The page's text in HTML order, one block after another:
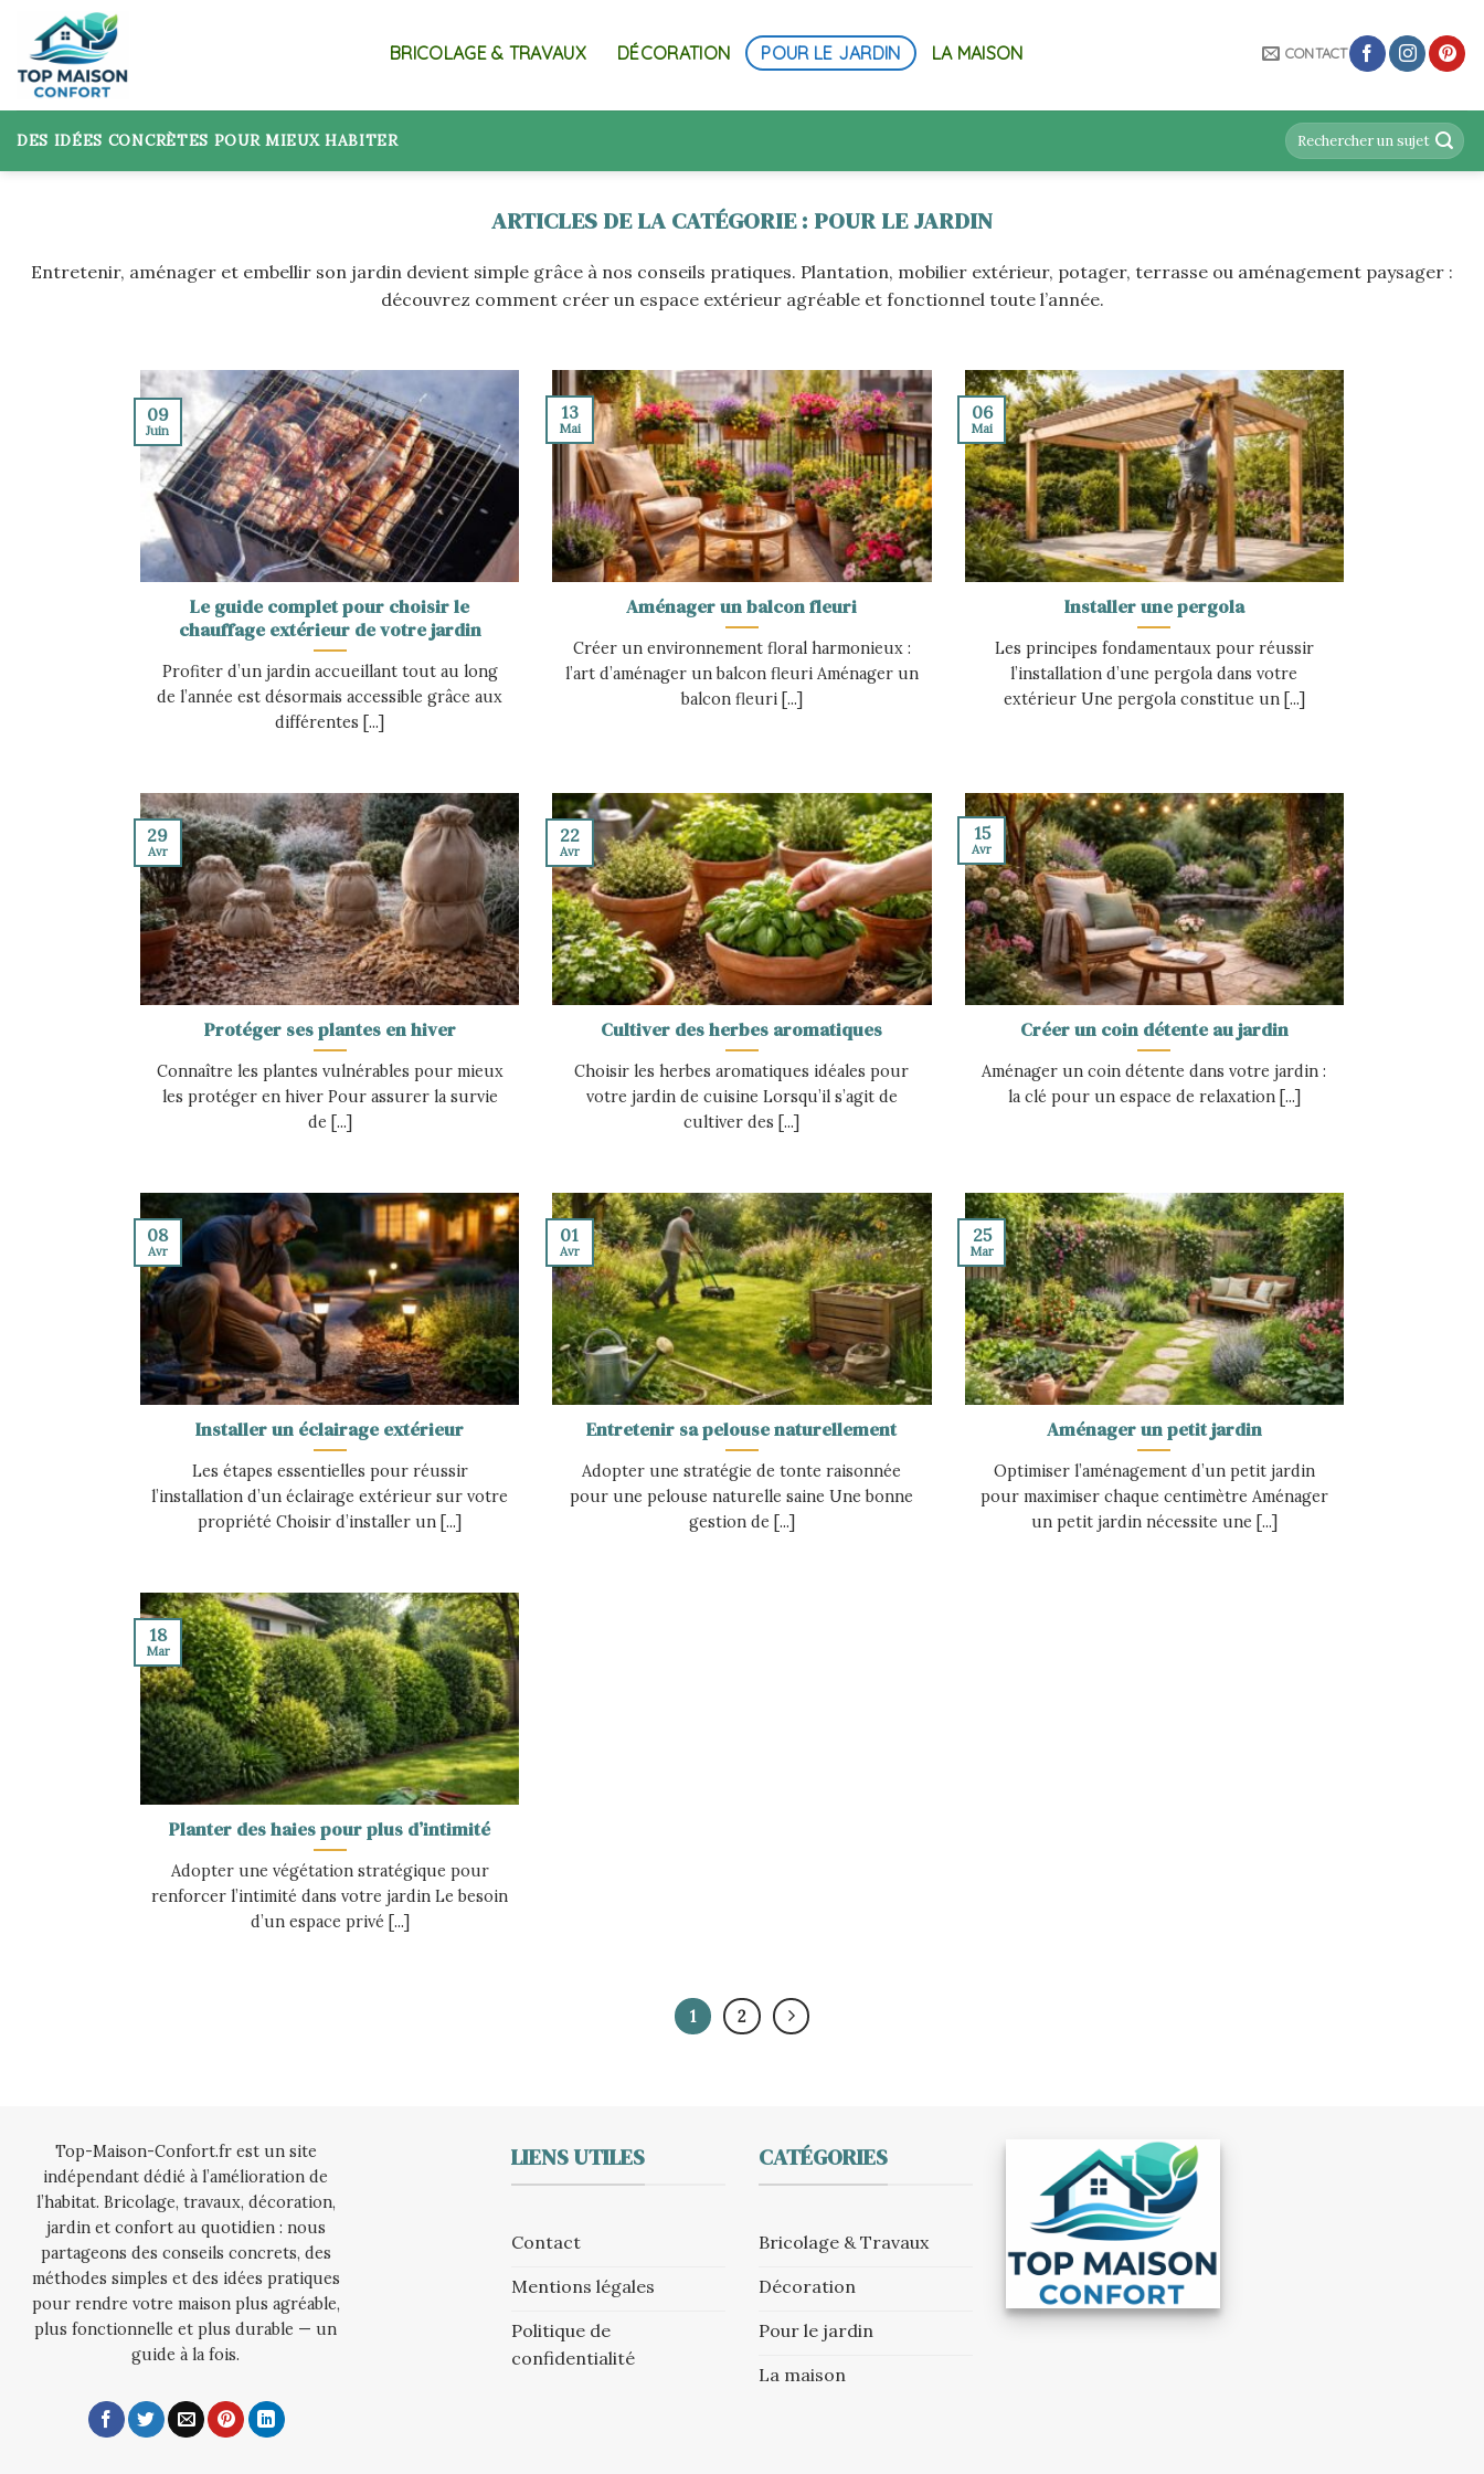
content
BRICOLAGE & TRAVAUX DÉCORATION POUR LE JARDIN LA MAISON CONTACT
DES IDÉES CONCRÈTES POUR MIEUX HABITER
POUR LE JARDIN
Entretenir, aménager et embellir son jardin devient simple grâce à nos conseils pratiques. Plantation, mobilier extérieur, potager, terrasse ou aménagement paysager :
découvrez comment créer un espace extérieur agréable et fonctionnel toute l’année.
Le guide complet pour choisir le
chauffage extérieur de votre jardin
Profiter d’un jardin accueillant tout au long
de l’année est désormais accessible grâce aux
différentes [...]
09
Juin
Aménager un balcon fleuri
Créer un environnement floral harmonieux :
l’art d’aménager un balcon fleuri Aménager un
balcon fleuri [...]
13
Mai
Installer une pergola
Les principes fondamentaux pour réussir
l’installation d’une pergola dans votre
extérieur Une pergola constitue un [...]
06
Mai
Protéger ses plantes en hiver
Connaître les plantes vulnérables pour mieux
les protéger en hiver Pour assurer la survie
de [...]
29
Avr
Cultiver des herbes aromatiques
Choisir les herbes aromatiques idéales pour
votre jardin de cuisine Lorsqu’il s’agit de
cultiver des [...]
22
Avr
Créer un coin détente au jardin
Aménager un coin détente dans votre jardin :
la clé pour un espace de relaxation [...]
15
Avr
Installer un éclairage extérieur
Les étapes essentielles pour réussir
l’installation d’un éclairage extérieur sur votre
propriété Choisir d’installer un [...]
08
Avr
Entretenir sa pelouse naturellement
Adopter une stratégie de tonte raisonnée
pour une pelouse naturelle saine Une bonne
gestion de [...]
01
Avr
Aménager un petit jardin
Optimiser l’aménagement d’un petit jardin
pour maximiser chaque centimètre Aménager
un petit jardin nécessite une [...]
25
Mar
Planter des haies pour plus d’intimité
Adopter une végétation stratégique pour
renforcer l’intimité dans votre jardin Le besoin
d’un espace privé [...]
18
Mar
1 2
Top-Maison-Confort.fr est un site
indépendant dédié à l’amélioration de
l’habitat. Bricolage, travaux, décoration,
jardin et confort au quotidien : nous
partageons des conseils concrets, des
méthodes simples et des idées pratiques
pour rendre votre maison plus agréable,
plus fonctionnelle et plus durable — un
guide à la fois.
LIENS UTILES
Contact
Mentions légales
Politique de
confidentialité
CATÉGORIES
Bricolage & Travaux
Décoration
Pour le jardin
La maison